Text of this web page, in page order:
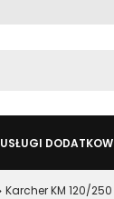
USŁUGI
Karcher KM 120/